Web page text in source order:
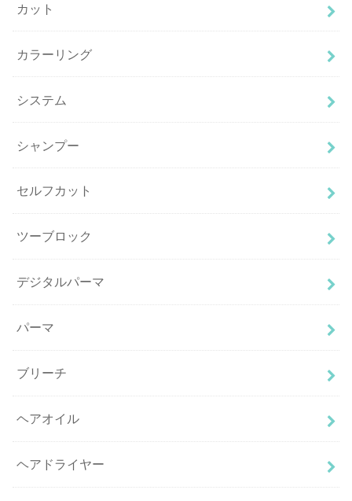
カット
カラーリング
システム
シャンプー
セルフカット
ツーブロック
デジタルパーマ
パーマ
ブリーチ
ヘアオイル
ヘアドライヤー